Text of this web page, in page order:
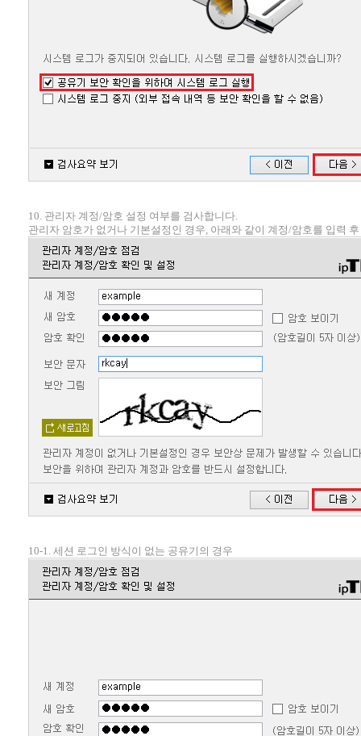
10. 관리자 계정/암호 설정 여부를 검사합니다.
관리자 암호가 없거나 기본설정인 경우, 아래와 같이 계정/암호를 입력
10-1. 세션 로그인 방식이 없는 공유기의 경우